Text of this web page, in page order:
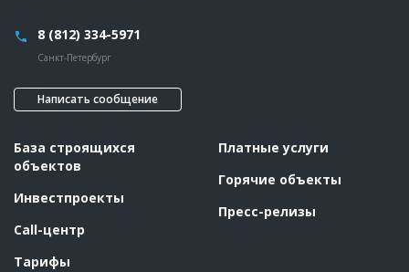
8 (812) 334-5971
Санкт-Петербург
Написать сообщение
База строящихся
объектов
Инвестпроекты
Call-центр
Тарифы
Платные услуги
Горячие объекты
Пресс-релизы